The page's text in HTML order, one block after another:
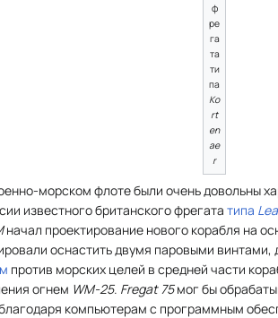
ф
ре
га
та
ти
па
Ko
rt
en
ae
r
морском флоте были очень довольны
известного британского фрегата типа
начал проектирование нового корабля на
оснастить двумя паровыми
против морских целей в средней части
огнем WM-25. Fregat 75мог бы
компьютерам с программным